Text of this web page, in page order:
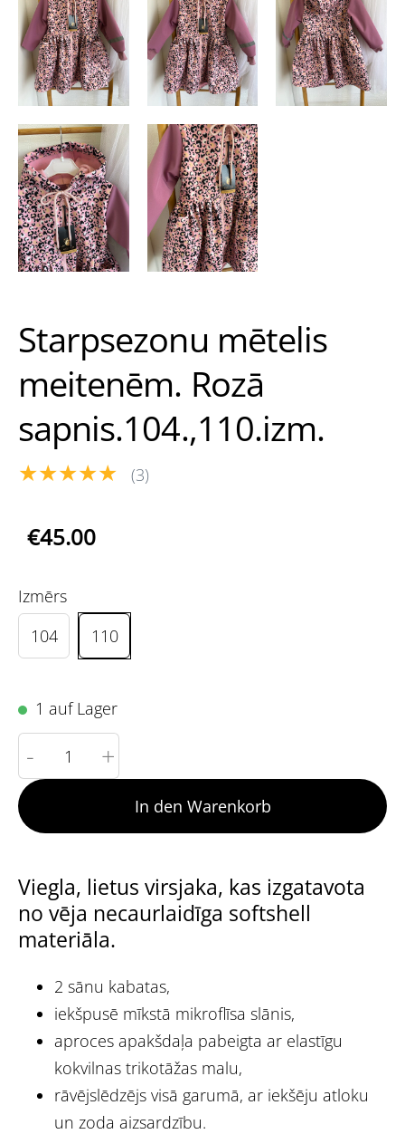
Starpsezonu mētelis
meitenēm. Rozā
sapnis.104.,110.izm.
★★★★★ (3)
€45.00
Izmērs
104
110
1 auf Lager
- +
In den Warenkorb
Viegla, lietus virsjaka, kas izgatavota
no vēja necaurlaidīga softshell
materiāla.
2 sānu kabatas,
iekšpusē mīkstā mikroflīsa slānis,
aproces apakšdaļa pabeigta ar elastīgu
kokvilnas trikotāžas malu,
rāvējslēdzējs visā garumā, ar iekšēju atloku
un zoda aizsardzību.